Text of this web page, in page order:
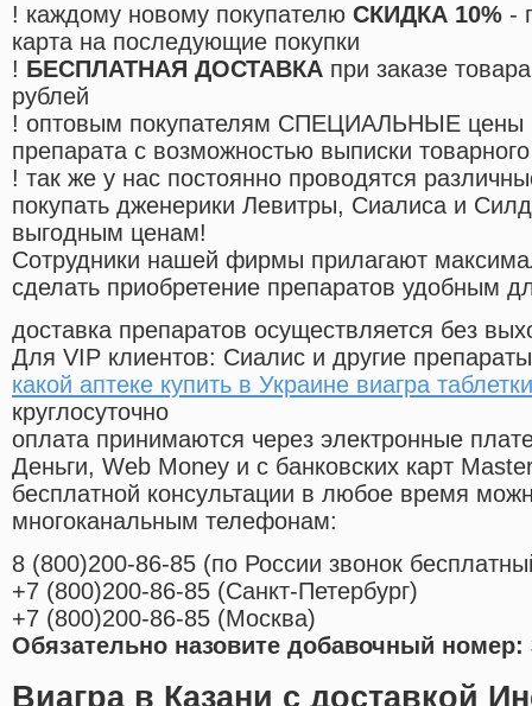
! каждому новому покупателю СКИДКА 10% -
карта на последующие покупки
! БЕСПЛАТНАЯ ДОСТАВКА при заказе
рублей
! оптовым покупателям СПЕЦИАЛЬНЫЕ цены
препарата с возможностью выписки
! так же у нас постоянно проводятся
покупать дженерики Левитры, Сиалиса и
выгодным ценам!
Cотрудники нашей фирмы прилагают
сделать приобретение препаратов удобным
доставка препаратов осуществляется без
Для VIP клиентов: Сиалис и другие
какой аптеке купить в Украине виагра таблетки
круглосуточно
оплата принимаются через электронные
Деньги, Web Money и с банковских карт
бесплатной консультации в любое время
многоканальным телефонам:
8 (800)200-86-85 (по России звонок
+7 (800)200-86-85 (Санкт-Петербург)
+7 (800)200-86-85 (Москва)
Обязательно назовите добавочный номер:
Виагра в Казани с доставкой